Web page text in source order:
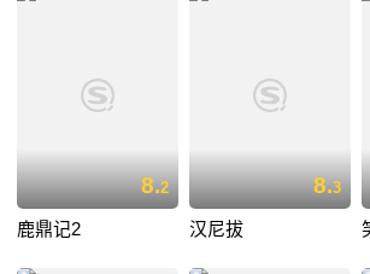
8.2
鹿鼎记2
8.3
汉尼拔